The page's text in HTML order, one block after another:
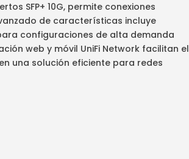
SFP+ 10G, permite conexiones
de características incluye
configuraciones de alta demanda
web y móvil UniFi Network facilitan el
una solución eficiente para redes